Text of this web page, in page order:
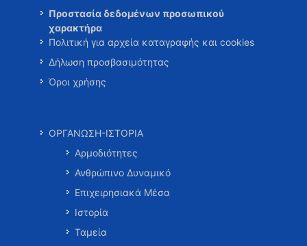
Προστασία δεδομένων προσωπικού
χαρακτήρα
Πολιτική για αρχεία καταγραφής και cookies
Δήλωση προσβασιμότητας
Όροι χρήσης
ΟΡΓΑΝΩΣΗ-ΙΣΤΟΡΙΑ
Αρμοδιότητες
Ανθρώπινο Δυναμικό
Επιχειρησιακά Μέσα
Ιστορία
Ταμεία